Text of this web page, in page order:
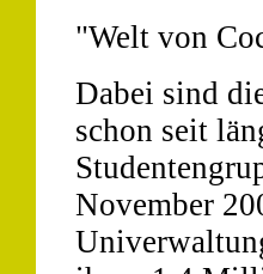
"Welt von
Dabei sind
schon seit
November